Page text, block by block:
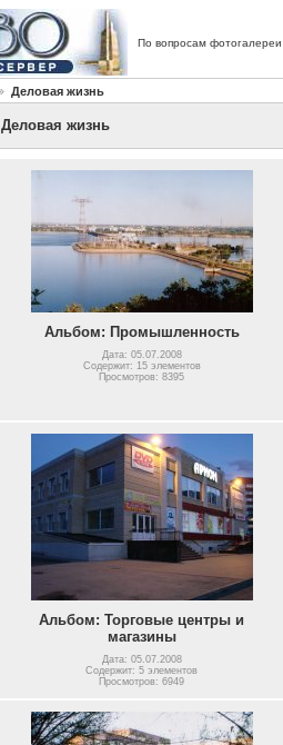
По вопросам
Деловая жизнь
Деловая жизнь
Альбом: Промышленность
Дата: 05.07.2008
Содержит: 15 элементов
Просмотров: 8395
Альбом: Торговые центры и
магазины
Дата: 05.07.2008
Содержит: 5 элементов
Просмотров: 6949